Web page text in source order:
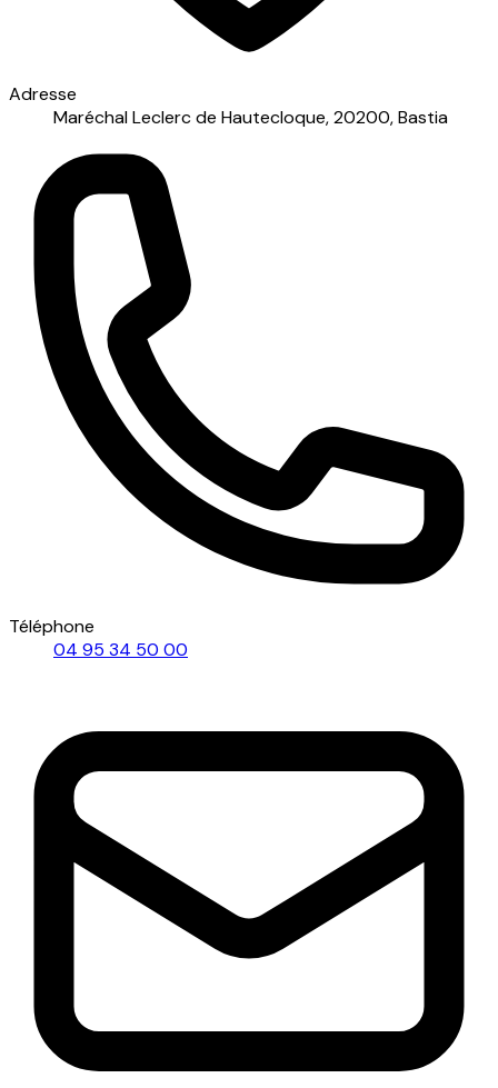
Adresse
Maréchal Leclerc de Hautecloque, 20200, Bastia
Téléphone
04 95 34 50 00